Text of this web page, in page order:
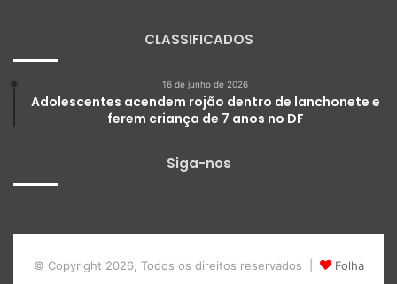
CLASSIFICADOS
16 de junho de 2026
Adolescentes acendem rojão dentro de lanchonete e
ferem criança de 7 anos no DF
Siga-nos
© Copyright 2026, Todos os direitos reservados | Folha